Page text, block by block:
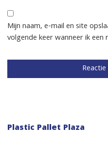
Mijn naam, e-mail en site
volgende keer wanneer ik een
Plastic Pallet Plaza